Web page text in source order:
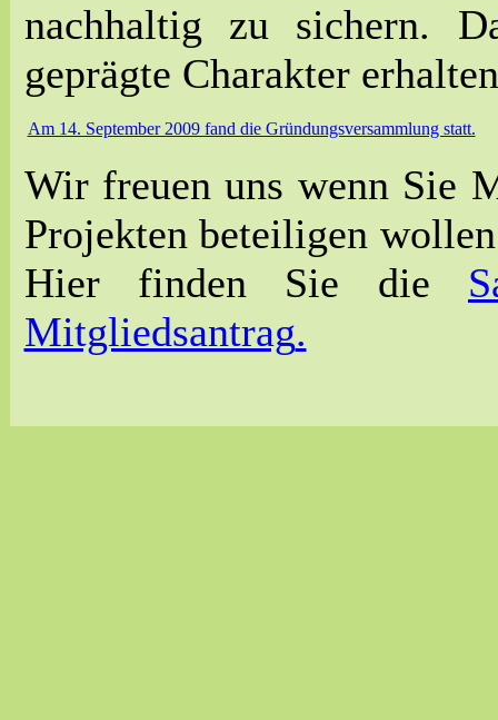
nachhaltig zu sichern.
geprägte Charakter
Am 14. September 2009 fand die Gründungsversammlung statt.
Wir freuen uns wenn Sie
Projekten beteiligen
Hier finden Sie die
Mitgliedsantrag.